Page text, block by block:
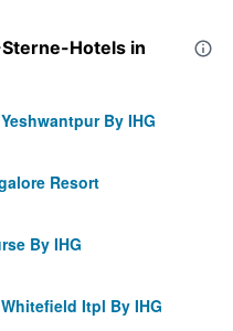
Hotels in
By IHG
Resort
By IHG
Itpl By IHG